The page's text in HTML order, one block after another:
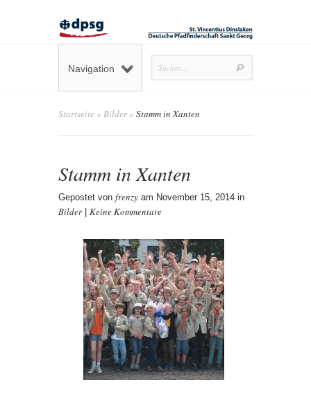
Navigation
Startseite » Bilder» Stamm in Xanten
Stamm in Xanten
Gepostet von frenzy am November 15, 2014 in
Bilder| Keine Kommentare